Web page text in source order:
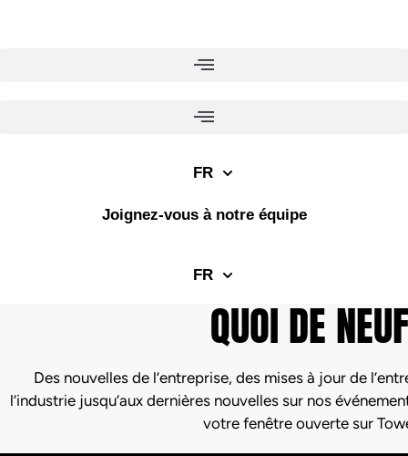
FR
Joignez-vous à notre équipe
FR
QUOI DE
Des nouvelles de l’entreprise, des mises à jour de
l’industrie jusqu’aux dernières nouvelles sur nos
votre fenêtre ouverte sur